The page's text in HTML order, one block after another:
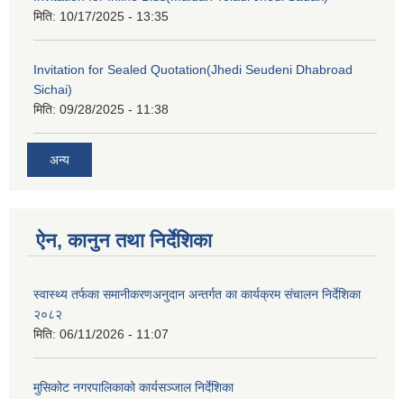
मिति: 10/17/2025 - 13:35
Invitation for Sealed Quotation(Jhedi Seudeni Dhabroad
Sichai)
मिति: 09/28/2025 - 11:38
अन्य
ऐन, कानुन तथा निर्देशिका
स्वास्थ्य तर्फका समानीकरणअनुदान अन्तर्गत का कार्यक्रम संचालन निर्देशिका
२०८२
मिति: 06/11/2026 - 11:07
मुसिकोट नगरपालिकाको कार्यसञ्जाल निर्देशिका